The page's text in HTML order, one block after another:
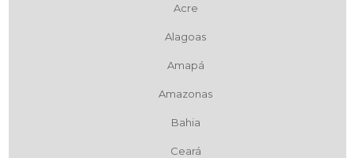
Acre
Alagoas
Amapá
Amazonas
Bahia
Ceará